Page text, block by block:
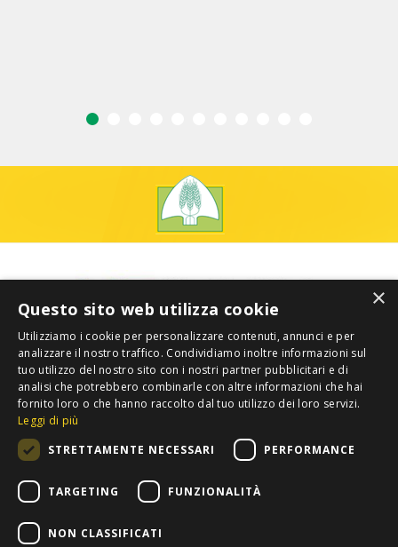
×
Questo sito web utilizza cookie
Utilizziamo i cookie per personalizzare contenuti, annunci e per
analizzare il nostro traffico. Condividiamo inoltre informazioni sul
tuo utilizzo del nostro sito con i nostri partner pubblicitari e di
analisi che potrebbero combinarle con altre informazioni che hai
fornito loro o che hanno raccolto dal tuo utilizzo dei loro servizi.
Leggi di più
STRETTAMENTE NECESSARI
PERFORMANCE
TARGETING FUNZIONALITÀ
NON CLASSIFICATI